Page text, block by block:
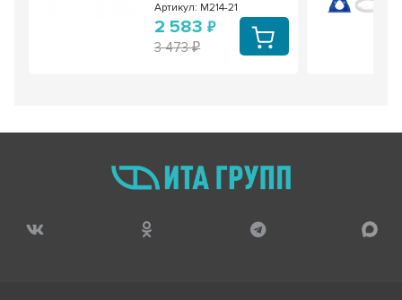
Артикул: М214-21
2 583
3 473